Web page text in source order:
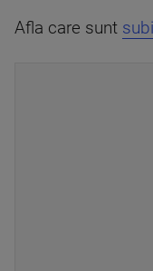
Afla care sunt